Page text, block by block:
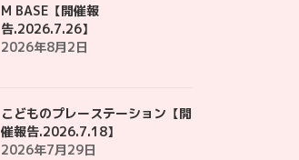
M BASE【開催報
告.2026.7.26】
2026年8月2日
こどものプレーステーション【開
催報告.2026.7.18】
2026年7月29日